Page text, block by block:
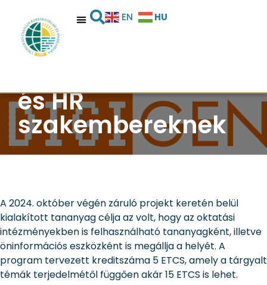
EN HU
Továbbképzési
tananyag
és HR
szakembereknek
A 2024. október végén záruló projekt keretén belül
kialakított tananyag célja az volt, hogy az oktatási
intézményekben is felhasználható tananyagként, illetve
öninformációs eszközként is megállja a helyét. A
program tervezett kreditszáma 5 ETCS, amely a tárgyalt
témák terjedelmétől függően akár 15 ETCS is lehet.